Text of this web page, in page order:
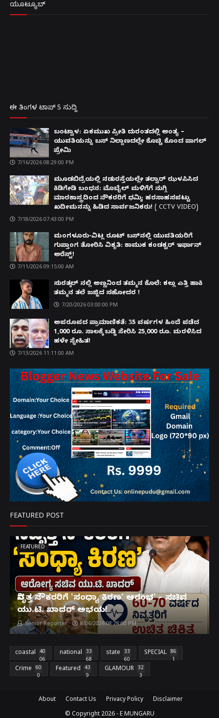
ಯೂಟ್ಯೂಬ್
ಈ ತಿಂಗಳ ಟಾಪ್ 5 ಸುದ್ದಿ
ಬಂಟ್ವಾಳ: ಏಕಮುಖ ಪ್ರೀತಿ ದುರಂತದಲ್ಲಿ ಅಂತ್ಯ –
ಯುವತಿಯನ್ನು ಬಸ್ ನಿಲ್ದಾಣದಲ್ಲೇ ಕೊಚ್ಚಿ ಕೊಂದ ಪಾಗಲ್
ಪ್ರೇಮಿ
7/16/2026 08:29:00 PM
ಮೂಡಬಿದ್ರೆಯಲ್ಲಿ ನಡುರಸ್ತೆಯಲ್ಲೇ ತಲ್ವಾರ್ ಝಳಪಿಸಿದ
ಕಿಡಿಗೇಡಿ ಬಂಧನ: ಮೊಬೈಲ್ ಮಳಿಗೆಗೆ ನುಗ್ಗಿ
ಮಾರಕಾಸ್ತ್ರದಿಂದ ನೌಕರರಿಗೆ ಧಮ್ಕಿ; ಹರಸಾಹಸಪಟ್ಟು
ಖದೀಮನನ್ನು ಹಿಡಿದ ಸಾರ್ವಜನಿಕರು! ( CCTV VIDEO)
7/18/2026 07:43:00 PM
ಮಂಗಳೂರು-ವಿಟ್ಲ ರೂಟ್ ಬಸ್‌ನಲ್ಲಿ ಯುವತಿಯರಿಗೆ
ಗುಪ್ತಾಂಗ ತೋರಿಸಿ ವಿಕೃತಿ: ಕಾಮುಕ ಕಂಡಕ್ಟರ್ ಇರ್ಫಾನ್
ಅರೆಸ್ಟ್!
7/11/2026 09:15:00 AM
ಸುರತ್ಕಲ್ ನಲ್ಲಿ ಅಣ್ಣನಿಂದ ತಮ್ಮನ ಕೊಲೆ: ಕಲ್ಲು ಎತ್ತಿ ಹಾಕಿ
ತಮ್ಮನ ತಲೆ ಜಜ್ಜಿದ ಸಹೋದರ !
7/20/2026 03:00:00 PM
ಅಪರೂಪದ ಪ್ರಾಮಾಣಿಕತೆ: 35 ವರ್ಷಗಳ ಹಿಂದೆ ಪಡೆದ
1,000 ರೂ. ಸಾಲಕ್ಕೆ ಬಡ್ಡಿ ಸೇರಿಸಿ 25,000 ರೂ. ಮರಳಿಸಿದ
ಹಳೇ ಸ್ನೇಹಿತ!
7/13/2026 11:11:00 AM
FEATURED POST
FEATURED
ನಿವೃತ್ತ ನೌಕರರಿಗೆ 'ಸಂಧ್ಯಾ ಕಿರಣ' ಆರಂಭ' – ಸಚಿವ
ಯು.ಟಿ. ಖಾದರ್ ಅಭಯ!
Senior Reporter 8/06/2026 08:28:00 PM
coastal
40
06
national
33
68
state
33
60
SPECIAL
86
1
Crime
60
0
Featured
43
9
GLAMOUR
32
3
About Contact Us Privacy Policy
Disclaimer
© Copyright 2026 -E MUNGARU